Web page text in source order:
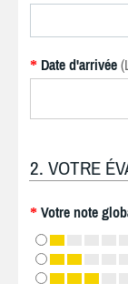
* Date d'arrivée
2. VOTRE
* Votre note